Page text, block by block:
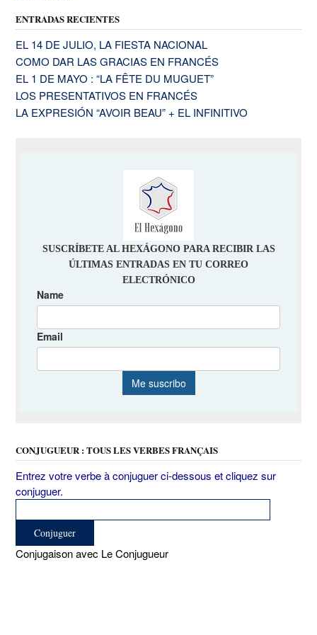
ENTRADAS RECIENTES
EL 14 DE JULIO, LA FIESTA NACIONAL
COMO DAR LAS GRACIAS EN FRANCÉS
EL 1 DE MAYO : “LA FÊTE DU MUGUET”
LOS PRESENTATIVOS EN FRANCÉS
LA EXPRESIÓN “AVOIR BEAU” + EL INFINITIVO
CONJUGUEUR : TOUS LES VERBES FRANÇAIS
Entrez votre verbe à conjuguer ci-dessous et cliquez sur
conjuguer.
Conjugaison avec Le Conjugueur